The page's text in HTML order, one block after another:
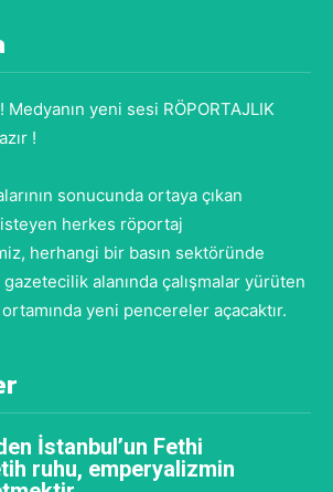
yeni sesi RÖPORTAJLIK
!
sonucunda ortaya çıkan
isteyen herkes röportaj
herhangi bir basın sektöründe
alanında çalışmalar yürüten
yeni pencereler açacaktır.
İstanbul’un Fethi
ruhu, emperyalizmin